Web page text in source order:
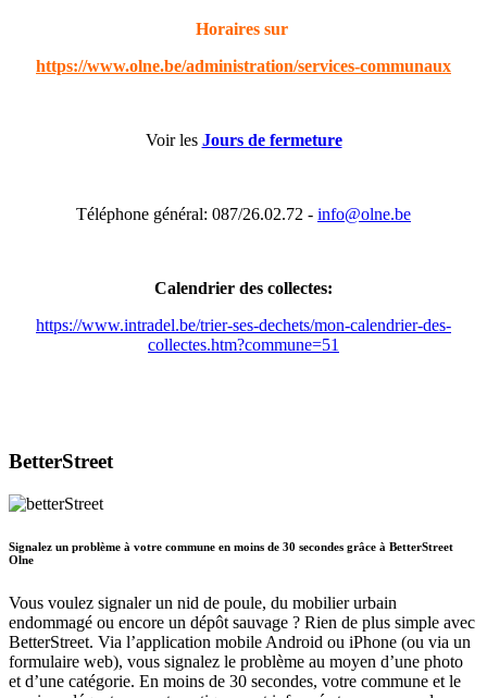
Horaires sur
https://www.olne.be/administration/services-communaux
Voir les Jours de fermeture
Téléphone général: 087/26.02.72 - info@olne.be
Calendrier des collectes:
https://www.intradel.be/trier-ses-dechets/mon-calendrier-des-
collectes.htm?commune=51
BetterStreet
Signalez un problème à votre commune en moins de 30 secondes grâce à BetterStreet
Olne
Vous voulez signaler un nid de poule, du mobilier urbain
endommagé ou encore un dépôt sauvage ? Rien de plus simple avec
BetterStreet. Via l’application mobile Android ou iPhone (ou via un
formulaire web), vous signalez le problème au moyen d’une photo
et d’une catégorie. En moins de 30 secondes, votre commune et le